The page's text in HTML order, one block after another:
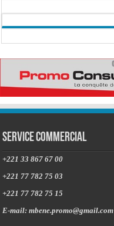
Service commercial
+221 33 867 67 00
+221 77 782 75 03
+221 77 782 75 15
E-mail: mbene.promo@gmail.com